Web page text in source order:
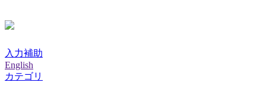
入力補助
English
カテゴリ